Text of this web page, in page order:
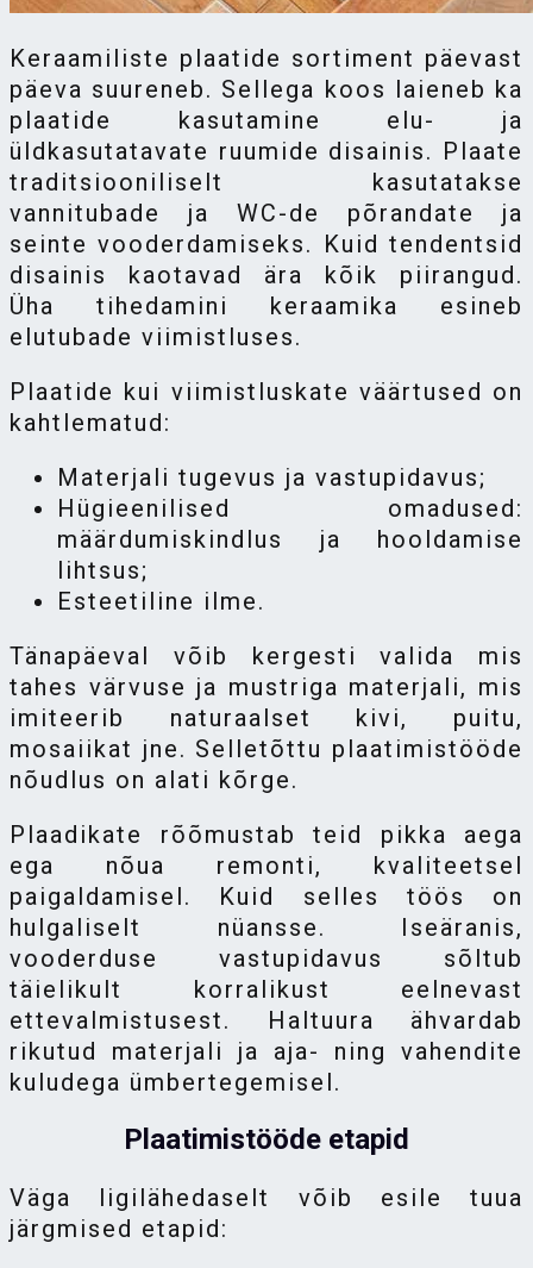
Keraamiliste plaatide sortiment päevast
päeva suureneb. Sellega koos laieneb ka
plaatide kasutamine elu- ja
üldkasutatavate ruumide disainis. Plaate
traditsiooniliselt kasutatakse
vannitubade ja WC-de põrandate ja
seinte vooderdamiseks. Kuid tendentsid
disainis kaotavad ära kõik piirangud.
Üha tihedamini keraamika esineb
elutubade viimistluses.
Plaatide kui viimistluskate väärtused on
kahtlematud:
Materjali tugevus ja vastupidavus;
Hügieenilised omadused:
määrdumiskindlus ja hooldamise
lihtsus;
Esteetiline ilme.
Tänapäeval võib kergesti valida mis
tahes värvuse ja mustriga materjali, mis
imiteerib naturaalset kivi, puitu,
mosaiikat jne. Selletõttu plaatimistööde
nõudlus on alati kõrge.
Plaadikate rõõmustab teid pikka aega
ega nõua remonti, kvaliteetsel
paigaldamisel. Kuid selles töös on
hulgaliselt nüansse. Iseäranis,
vooderduse vastupidavus sõltub
täielikult korralikust eelnevast
ettevalmistusest. Haltuura ähvardab
rikutud materjali ja aja- ning vahendite
kuludega ümbertegemisel.
Plaatimistööde etapid
Väga ligilähedaselt võib esile tuua
järgmised etapid: